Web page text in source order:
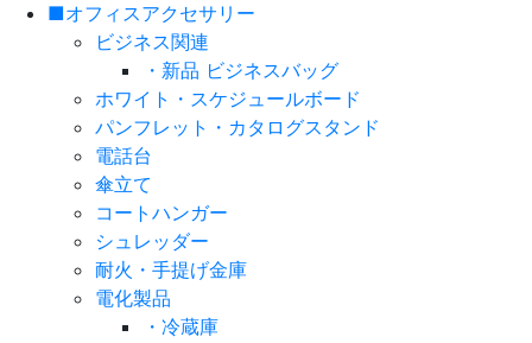
■オフィスアクセサリー
ビジネス関連
・新品 ビジネスバッグ
ホワイト・スケジュールボード
パンフレット・カタログスタンド
電話台
傘立て
コートハンガー
シュレッダー
耐火・手提げ金庫
電化製品
・冷蔵庫